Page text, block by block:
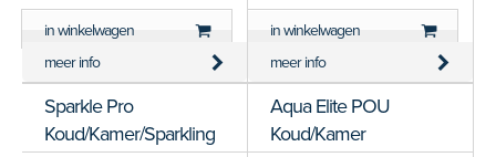
in winkelwagen
meer info
in winkelwagen
meer info
Sparkle Pro
Koud/Kamer/Sparkling
Aqua Elite POU
Koud/Kamer